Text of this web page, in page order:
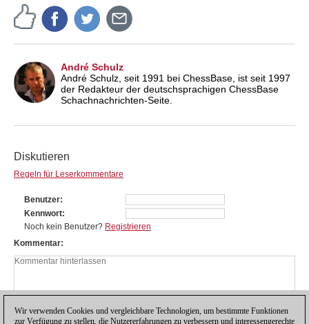
André Schulz
André Schulz, seit 1991 bei ChessBase, ist seit 1997
der Redakteur der deutschsprachigen ChessBase
Schachnachrichten-Seite.
Diskutieren
Regeln für Leserkommentare
Benutzer
Kennwort
Noch kein Benutzer? Registrieren
Kommentar
Wir verwenden Cookies und vergleichbare Technologien, um bestimmte Funktionen
zur Verfügung zu stellen, die Nutzererfahrungen zu verbessern und interessengerechte